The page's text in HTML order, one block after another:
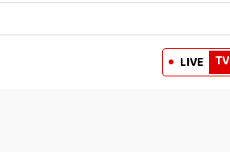
LIVE TV